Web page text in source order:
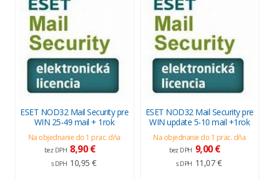
ESET NOD32 Mail Security pre
WIN 25-49 mail + 1rok
Na objednanie do 1 prac. dňa
bez DPH 8,90 €
s DPH 10,95 €
ESET NOD32 Mail Security pre
WIN update 5-10 mail +1rok
Na objednanie do 1 prac. dňa
bez DPH 9,00 €
s DPH 11,07 €